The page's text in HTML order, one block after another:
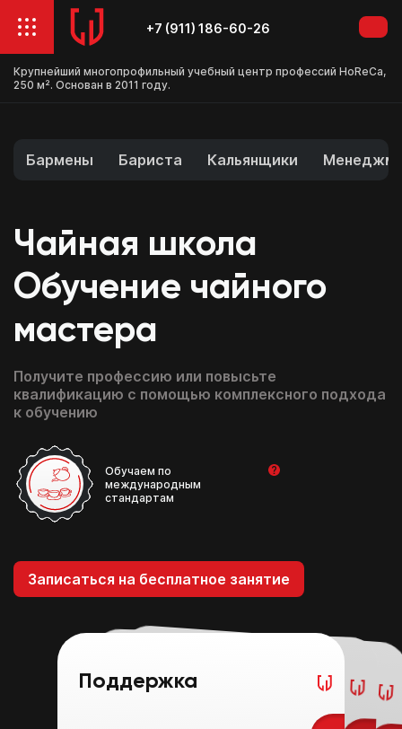
Крупнейший многопрофильный учебный центр профессий HoReCa,
250 м². Основан в 2011 году.
+7 (911) 186-60-26
Бармены Бариста Кальянщики
Чайная школа
Обучение чайного
мастера
Получите профессию или повысьте
квалификацию с помощью комплексного подхода
к обучению
Обучаем по
международным
стандартам
Записаться на бесплатное занятие
Поддержка
Практика
Теория